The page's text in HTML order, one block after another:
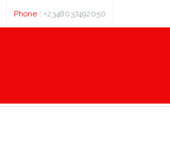
Phone : +2348037492050